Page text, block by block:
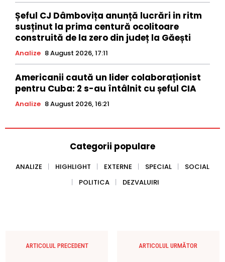
Șeful CJ Dâmbovița anunță lucrări in ritm
susținut la prima centură ocolitoare
construită de la zero din județ la Găești
Analize 8 August 2026, 17:11
Americanii caută un lider colaboraționist
pentru Cuba: 2 s-au întâlnit cu șeful CIA
Analize 8 August 2026, 16:21
Categorii populare
ANALIZE HIGHLIGHT EXTERNE SPECIAL
SOCIAL
POLITICA
DEZVALUIRI
ARTICOLUL PRECEDENT ARTICOLUL URMĂTOR